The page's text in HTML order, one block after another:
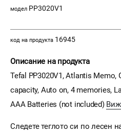
модел PP3020V1
код на продукта 16945
Описание на продукта
Tefal PP3020V1, Atlantis Memo,
capacity, Auto on, 4 memories,
AAA Batteries (not included) Виж
Следете теглото си по лесен